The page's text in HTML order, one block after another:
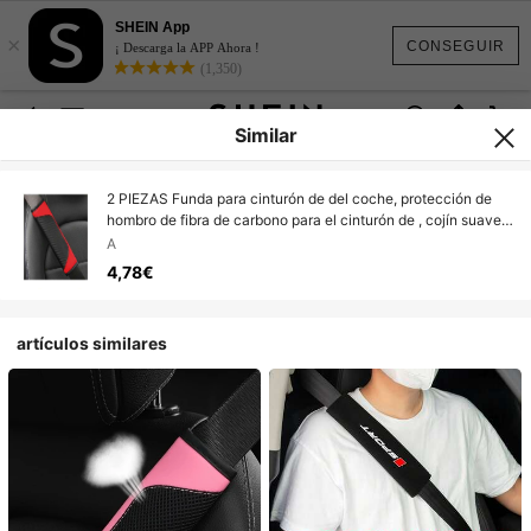
CONSEGUIR
×
SHEIN App
¡ Descarga la APP Ahora !
(1,350)
Similar
2 PIEZAS Funda para cinturón de del coche, protección de
hombro de fibra de carbono para el cinturón de , cojín suave
para el cinturón de del coche para proteger el cuello y los
hombros, accesorios para el automóvil Almohadilla para el
cinturón de para coche y camión (Rojo)
A
4,78€
artículos similares